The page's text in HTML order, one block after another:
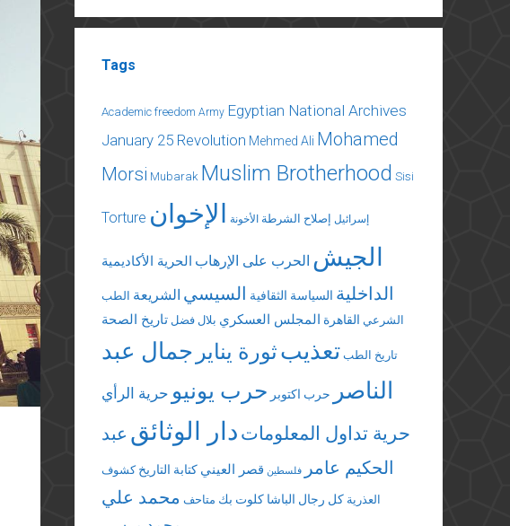
Tags
Academic freedom Army Egyptian National Archives
January 25 Revolution Mehmed Ali Mohamed
Morsi Mubarak Muslim Brotherhood Sisi
Torture إسرائيل إصلاح الشرطة الأخونة الإخوان
الجيش الحرب على الإرهاب الحرية الأكاديمية
الداخلية السياسة الثقافية السيسي الشريعة الطب
الشرعي القاهرة المجلس العسكري بلال فضل تاريخ الصحة
تاريخ الطب تعذيبثورة يناير جمال عبد
الناصر
حرب اكتوبر حرب يونيو حرية الرأي
حرية تداول المعلومات دار الوثائق عبد
الحكيم عامر
فلسطين قصر العيني كتابة التاريخ كشوف
العذرية كل رجال الباشا كلوت بك متاحف محمد علي